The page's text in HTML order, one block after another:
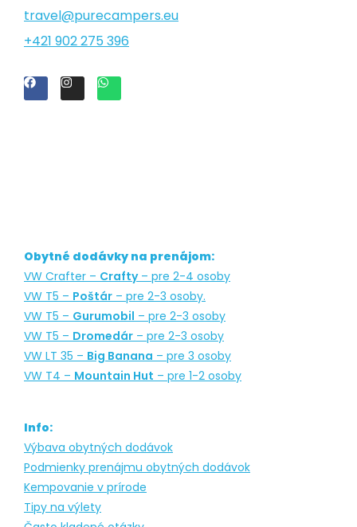
travel@purecampers.eu
+421 902 275 396
Obytné dodávky na prenájom:
VW Crafter – Crafty– pre 2-4 osoby
VW T5 – Poštár – pre 2-3 osoby.
VW T5 – Gurumobil – pre 2-3 osoby
VW T5 – Dromedár – pre 2-3 osoby
VW LT 35 – Big Banana – pre 3 osoby
VW T4 – Mountain Hut – pre 1-2 osoby
Info:
Výbava obytných dodávok
Podmienky prenájmu obytných dodávok
Kempovanie v prírode
Tipy na výlety